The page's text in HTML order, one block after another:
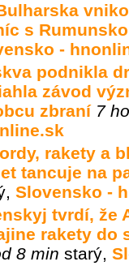
s
-
podnikla
závod
zbraní 7
rakety a
tancuje na
, Slovensko -
tvrdí, že
rakety do
8 min starý,